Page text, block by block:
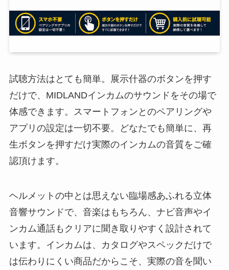
試聴方法はとても簡単。展示什器のボタンを押す
だけで、MIDLANDインカムのサウンドをその場で
体感できます。スマートフォンとのペアリングや
アプリの設定は一切不要。どなたでも簡単に、再
生ボタンを押すだけ実際のインカムの音質をご確
認頂けます。
ヘルメットの中とは思えない臨場感あふれる立体
音響サウンドで、音楽はもちろん、ナビ音声やイ
ンカム通話もクリアに聞き取りやすく設計されて
います。インカムは、カタログやスペックだけで
は伝わりにくい商品だからこそ、実際の音を聞い